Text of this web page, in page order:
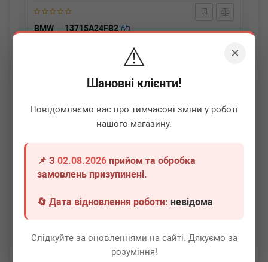
×
⚠️
Шановні клієнти!
Повідомляємо вас про тимчасові зміни у роботі
нашого магазину.
📌 З02.08.2026 прийом та обробка
замовлень призупинені.
🔄 Дата відновлення роботи:невідома
Слідкуйте за оновленнями на сайті. Дякуємо за
розуміння!
BMW 13715A24FB2
В кошик